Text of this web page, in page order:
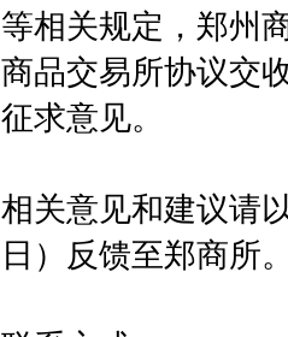
等相关规定，郑州
商品交易所协议交
征求意见。
相关意见和建议请
日）反馈至郑商所